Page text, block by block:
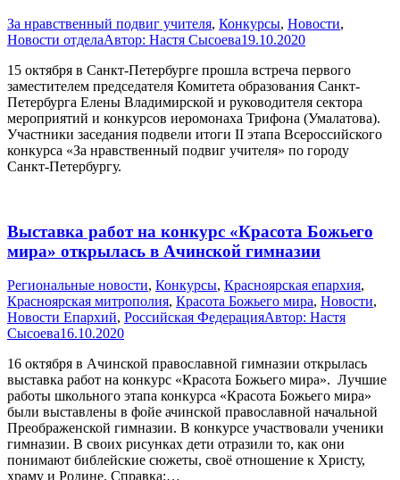
За нравственный подвиг учителя, Конкурсы, Новости,
Новости отделаАвтор: Настя Сысоева19.10.2020
15 октября в Санкт-Петербурге прошла встреча первого
заместителем председателя Комитета образования Санкт-
Петербурга Елены Владимирской и руководителя сектора
мероприятий и конкурсов иеромонаха Трифона (Умалатова).
Участники заседания подвели итоги II этапа Всероссийского
конкурса «За нравственный подвиг учителя» по городу
Санкт-Петербургу.
Выставка работ на конкурс «Красота Божьего
мира» открылась в Ачинской гимназии
Pегиональные новости, Конкурсы, Красноярская епархия,
Красноярская митрополия, Красота Божьего мира, Новости,
Новости Епархий, Российская ФедерацияАвтор: Настя
Сысоева16.10.2020
16 октября в Ачинской православной гимназии открылась
выставка работ на конкурс «Красота Божьего мира». Лучшие
работы школьного этапа конкурса «Красота Божьего мира»
были выставлены в фойе ачинской православной начальной
Преображенской гимназии. В конкурсе участвовали ученики
гимназии. В своих рисунках дети отразили то, как они
понимают библейские сюжеты, своё отношение к Христу,
храму и Родине. Справка:…